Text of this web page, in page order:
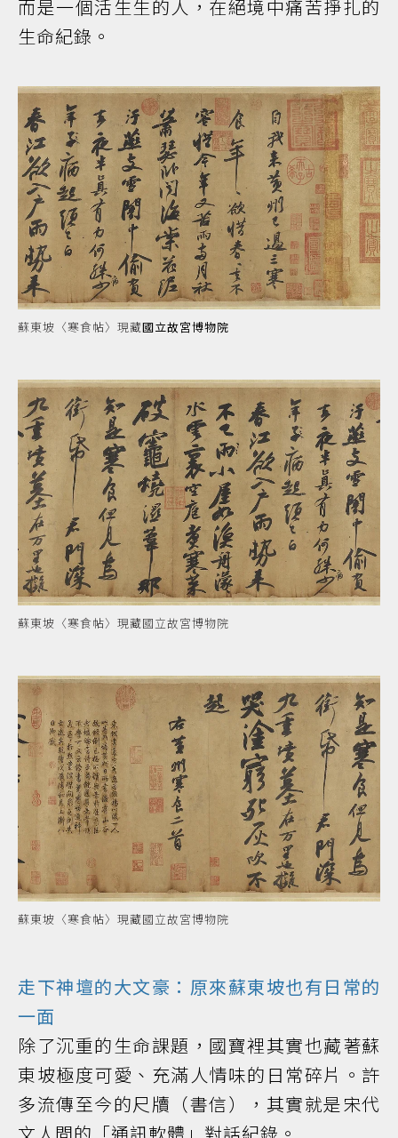
而是一個活生生的人，在絕境中痛苦掙扎的
生命紀錄。
蘇東坡〈寒食帖〉現藏國立故宮博物院
蘇東坡〈寒食帖〉現藏國立故宮博物院
蘇東坡〈寒食帖〉現藏國立故宮博物院
走下神壇的大文豪：原來蘇東坡也有日常的
一面
除了沉重的生命課題，國寶裡其實也藏著蘇
東坡極度可愛、充滿人情味的日常碎片。許
多流傳至今的尺牘（書信），其實就是宋代